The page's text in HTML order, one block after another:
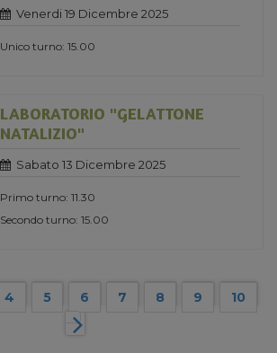
Venerdi 19 Dicembre 2025
Unico turno: 15.00
LABORATORIO "GELATTONE
NATALIZIO"
Sabato 13 Dicembre 2025
Primo turno: 11.30
Secondo turno: 15.00
4 5 6 7 8 9 10